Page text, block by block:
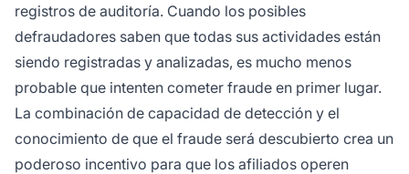
registros de auditoría. Cuando los posibles
defraudadores saben que todas sus actividades están
siendo registradas y analizadas, es mucho menos
probable que intenten cometer fraude en primer lugar.
La combinación de capacidad de detección y el
conocimiento de que el fraude será descubierto crea un
poderoso incentivo para que los afiliados operen